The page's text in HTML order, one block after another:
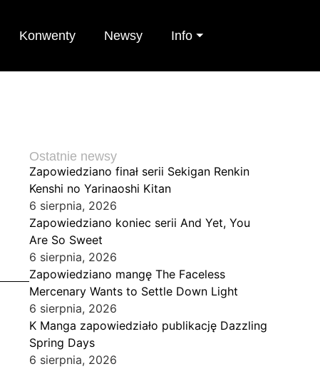
Konwenty Newsy Info ⏷
Ostatnie newsy
Zapowiedziano finał serii Sekigan Renkin
Kenshi no Yarinaoshi Kitan
6 sierpnia, 2026
Zapowiedziano koniec serii And Yet, You
Are So Sweet
6 sierpnia, 2026
Zapowiedziano mangę The Faceless
Mercenary Wants to Settle Down Light
6 sierpnia, 2026
K Manga zapowiedziało publikację Dazzling
Spring Days
6 sierpnia, 2026